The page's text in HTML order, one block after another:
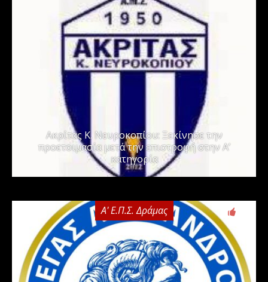
Ακρίτας Κ. Νευροκοπίου: Ξεκίνησε την
προετοιμασία μετά την επιστροφή στην Α’
κατηγορία
Α' Ε.Π.Σ. Δράμας